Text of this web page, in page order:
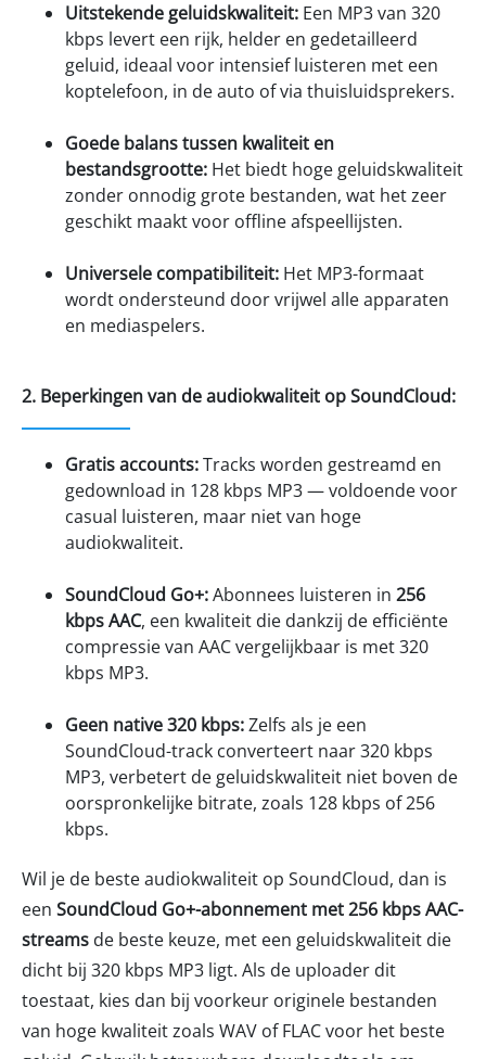
Uitstekende geluidskwaliteit: Een MP3 van 320
kbps levert een rijk, helder en gedetailleerd
geluid, ideaal voor intensief luisteren met een
koptelefoon, in de auto of via thuisluidsprekers.
Goede balans tussen kwaliteit en
bestandsgrootte: Het biedt hoge geluidskwaliteit
zonder onnodig grote bestanden, wat het zeer
geschikt maakt voor offline afspeellijsten.
Universele compatibiliteit: Het MP3-formaat
wordt ondersteund door vrijwel alle apparaten
en mediaspelers.
2. Beperkingen van de audiokwaliteit op SoundCloud:
Gratis accounts:Tracks worden gestreamd en
gedownload in 128 kbps MP3 — voldoende voor
casual luisteren, maar niet van hoge
audiokwaliteit.
SoundCloud Go+:Abonnees luisteren in 256
kbps AAC, een kwaliteit die dankzij de efficiënte
compressie van AAC vergelijkbaar is met 320
kbps MP3.
Geen native 320 kbps:Zelfs als je een
SoundCloud-track converteert naar 320 kbps
MP3, verbetert de geluidskwaliteit niet boven de
oorspronkelijke bitrate, zoals 128 kbps of 256
kbps.
Wil je de beste audiokwaliteit op SoundCloud, dan is
een SoundCloud Go+-abonnement met 256 kbps AAC-
streams de beste keuze, met een geluidskwaliteit die
dicht bij 320 kbps MP3 ligt. Als de uploader dit
toestaat, kies dan bij voorkeur originele bestanden
van hoge kwaliteit zoals WAV of FLAC voor het beste